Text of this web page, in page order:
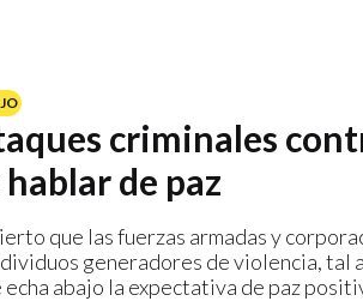
criminales
de paz
que las fuerzas armadas y
generadores de violencia, tal
abajo la expectativa de paz